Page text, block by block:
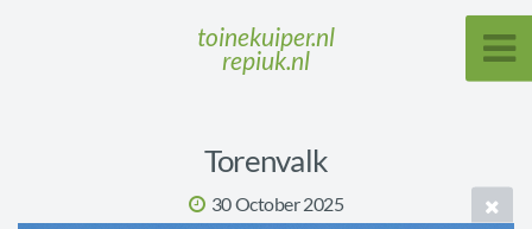
toinekuiper.nl
repiuk.nl
Torenvalk
30 October 2025